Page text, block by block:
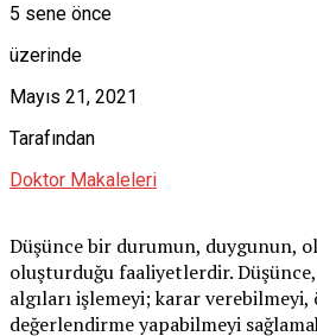
5 sene önce
üzerinde
Mayıs 21, 2021
Tarafından
Doktor Makaleleri
Düşünce bir durumun, duygunun,
oluşturduğu faaliyetlerdir. Düşünce,
algıları işlemeyi; karar
değerlendirme yapabilmeyi